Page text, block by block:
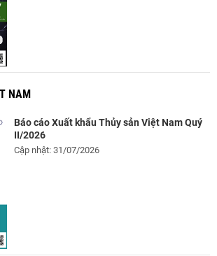
NAM
Báo cáo Xuất khẩu Thủy sản Việt Nam Quý
II/2026
Cập nhật: 31/07/2026